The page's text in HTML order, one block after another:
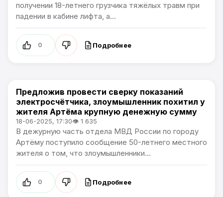
получении 18-летнего грузчика тяжёлых травм при
падении в кабине лифта, а...
0 Подробнее
Проблемы города
Предложив провести сверку показаний
электросчётчика, злоумышленник похитил у
жителя Артёма крупную денежную сумму
18-06-2025, 17:30👁 1 635
В дежурную часть отдела МВД России по городу
Артёму поступило сообщение 50-летнего местного
жителя о том, что злоумышленники...
0 Подробнее